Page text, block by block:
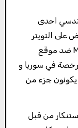
احدى
على التويتر
عندما قاموا بتنفيذ هجمات الـ MITMA ضد موقع
في سوريا و
يكونون جزء من
من قبل